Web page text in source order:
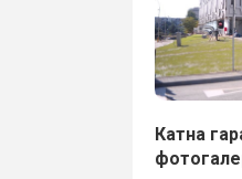
Катна